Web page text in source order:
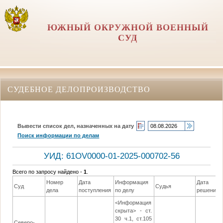
ЮЖНЫЙ ОКРУЖНОЙ ВОЕННЫЙ
СУД
СУДЕБНОЕ ДЕЛОПРОИЗВОДСТВО
Вывести список дел, назначенных на дату
Поиск информации по делам
УИД: 61OV0000-01-2025-000702-56
Всего по запросу найдено -1
Суд
Номер
дела
Дата
поступления
Информация
по делу
Судья
Дата
решения
<Информация
скрыта> - ст.
30 ч.1, ст.105